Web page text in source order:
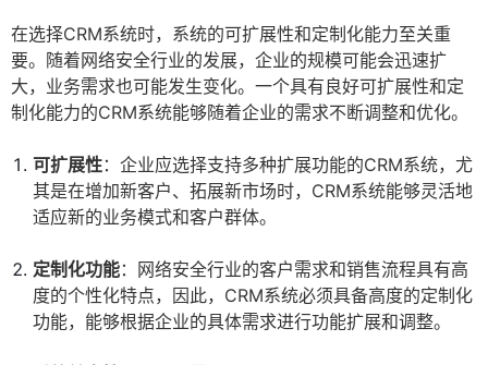
在选择CRM系统时，系统的可扩展性和定制化能力至关重
要。随着网络安全行业的发展，企业的规模可能会迅速扩
大，业务需求也可能发生变化。一个具有良好可扩展性和定
制化能力的CRM系统能够随着企业的需求不断调整和优化。
可扩展性：企业应选择支持多种扩展功能的CRM系统，尤
其是在增加新客户、拓展新市场时，CRM系统能够灵活地
适应新的业务模式和客户群体。
定制化功能：网络安全行业的客户需求和销售流程具有高
度的个性化特点，因此，CRM系统必须具备高度的定制化
功能，能够根据企业的具体需求进行功能扩展和调整。